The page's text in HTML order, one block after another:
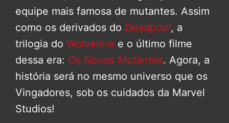
equipe mais famosa de mutantes. Assim
como os derivados do Deadpool, a
trilogia do Wolverine e o último filme
dessa era: Os Novos Mutantes. Agora, a
história será no mesmo universo que os
Vingadores, sob os cuidados da Marvel
Studios!